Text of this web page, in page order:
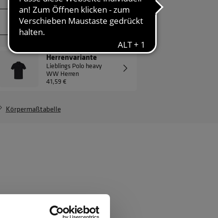
JETZT ANFRAGEN
Herrenvariante
Lieblings Polo heavy
WW Herren
41,59 €
Körpermaßtabelle